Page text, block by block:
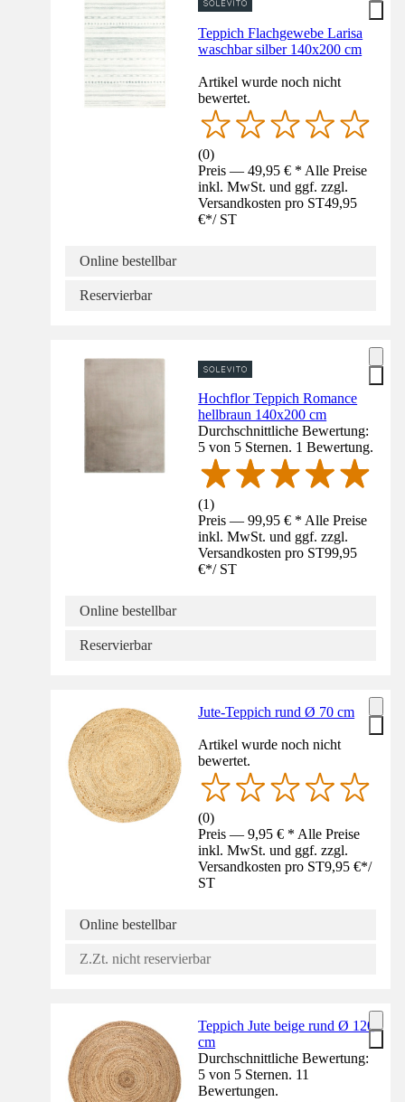
Teppich Flachgewebe Larisa
waschbar silber 140x200 cm
Artikel wurde noch nicht
bewertet.
(0)
Preis — 49,95 € * Alle Preise
inkl. MwSt. und ggf. zzgl.
Versandkosten pro ST49,95
€*/ ST
Online bestellbar
Reservierbar
Hochflor Teppich Romance
hellbraun 140x200 cm
Durchschnittliche Bewertung:
5 von 5 Sternen. 1 Bewertung.
(1)
Preis — 99,95 € * Alle Preise
inkl. MwSt. und ggf. zzgl.
Versandkosten pro ST99,95
€*/ ST
Online bestellbar
Reservierbar
Jute-Teppich rund Ø 70 cm
Artikel wurde noch nicht
bewertet.
(0)
Preis — 9,95 € * Alle Preise
inkl. MwSt. und ggf. zzgl.
Versandkosten pro ST9,95 €*/
ST
Online bestellbar
Z.Zt. nicht reservierbar
Teppich Jute beige rund Ø 120
cm
Durchschnittliche Bewertung:
5 von 5 Sternen. 11
Bewertungen.